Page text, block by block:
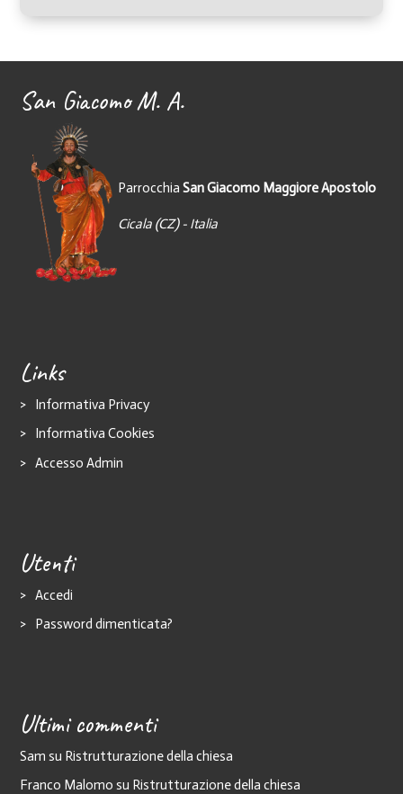
San Giacomo M. A.
Parrocchia San Giacomo Maggiore Apostolo
Cicala (CZ) - Italia
Links
Informativa Privacy
Informativa Cookies
Accesso Admin
Utenti
Accedi
Password dimenticata?
Ultimi commenti
Sam su Ristrutturazione della chiesa
Franco Malomo su Ristrutturazione della chiesa